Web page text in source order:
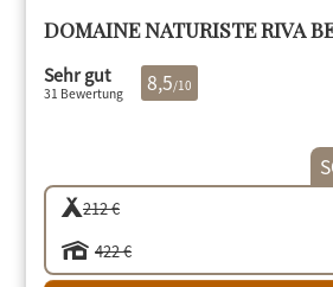
DOMAINE NATURISTE RIVA
Sehr gut
31 Bewertung 8,5/10
212 €
422 €